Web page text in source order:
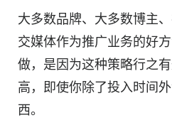
大多数品牌、大多数博主
交媒体作为推广业务的好
做，是因为这种策略行之
高，即使你除了投入时间
西。